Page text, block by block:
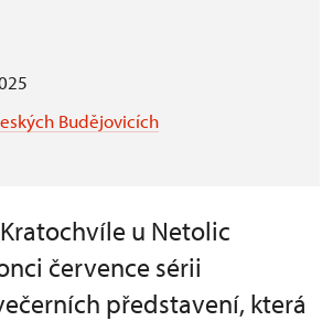
Budějovicích
u Netolic
července sérii
představení, která